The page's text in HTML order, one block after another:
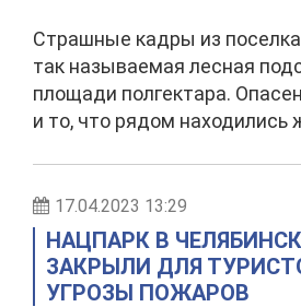
Страшные кадры из
так называемая лесная
площади полгектара.
и то, что рядом
17.04.2023 13:29
НАЦПАРК В
ЗАКРЫЛИ ДЛЯ
УГРОЗЫ ПОЖАРОВ